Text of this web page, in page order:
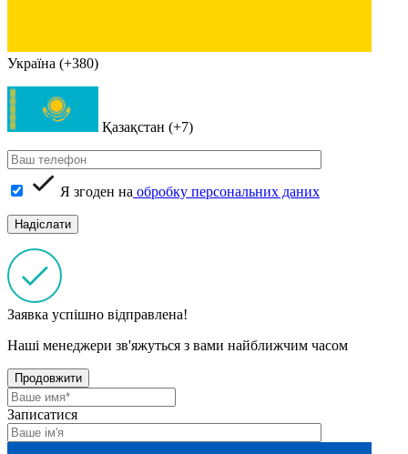
Україна (+380)
Қазақстан (+7)
Я згоден на обробку персональних даних
Заявка успішно відправлена!
Наші менеджери зв'яжуться з вами найближчим часом
Продовжити
Записатися